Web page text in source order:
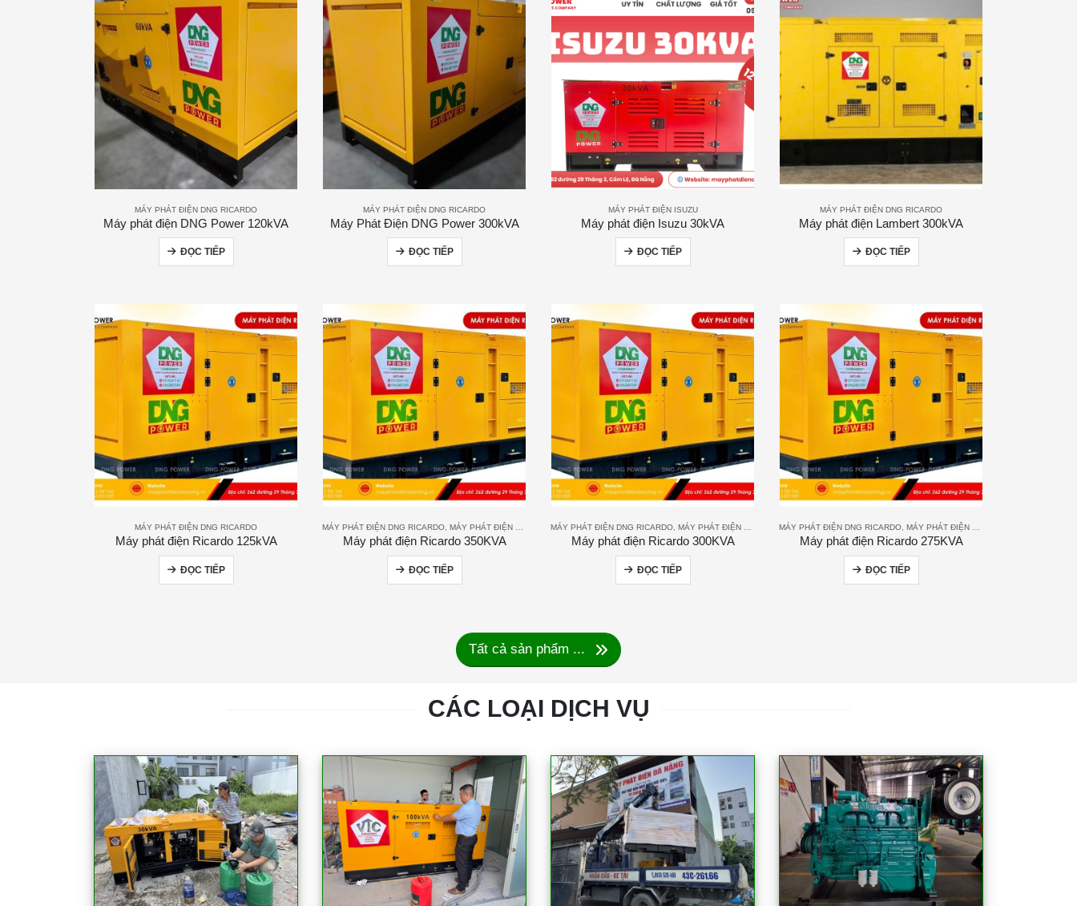
MÁY PHÁT ĐIỆN DNG RICARDO
Máy phát điện DNG Power 120kVA
ĐỌC TIẾP
MÁY PHÁT ĐIỆN DNG RICARDO
Máy Phát Điện DNG Power 300kVA
ĐỌC TIẾP
MÁY PHÁT ĐIỆN ISUZU
Máy phát điện Isuzu 30kVA
ĐỌC TIẾP
MÁY PHÁT ĐIỆN DNG RICARDO
Máy phát điện Lambert 300kVA
ĐỌC TIẾP
MÁY PHÁT ĐIỆN DNG RICARDO
Máy phát điện Ricardo 125kVA
ĐỌC TIẾP
MÁY PHÁT ĐIỆN DNG RICARDO, MÁY PHÁT ĐIỆN RICARDO
Máy phát điện Ricardo 350KVA
ĐỌC TIẾP
MÁY PHÁT ĐIỆN DNG RICARDO, MÁY PHÁT ĐIỆN RICARDO
Máy phát điện Ricardo 300KVA
ĐỌC TIẾP
MÁY PHÁT ĐIỆN DNG RICARDO, MÁY PHÁT ĐIỆN RICARDO
Máy phát điện Ricardo 275KVA
ĐỌC TIẾP
Tất cả sản phẩm ...
CÁC LOẠI DỊCH VỤ